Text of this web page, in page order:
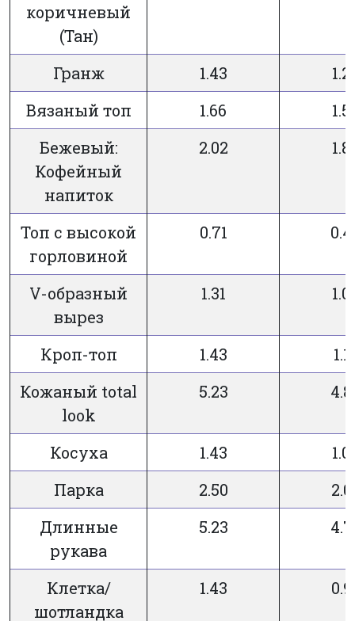
коричневый
(Тан)
Гранж 1.43
Вязаный топ
1.66
Бежевый:
Кофейный
напиток
2.02
Топ с высокой
горловиной
0.71
V-образный
вырез
1.31
Кроп-топ 1.43
Кожаный total
look
5.23
Косуха 1.43
Парка
2.50
Длинные
рукава
5.23
Клетка/
шотландка
1.43